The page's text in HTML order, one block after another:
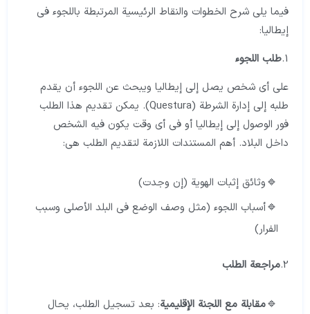
فيما يلي شرح الخطوات والنقاط الرئيسية المرتبطة باللجوء في
إيطاليا:
1. طلب اللجوء
على أي شخص يصل إلى إيطاليا ويبحث عن اللجوء أن يقدم
طلبه إلى إدارة الشرطة (Questura). يمكن تقديم هذا الطلب
فور الوصول إلى إيطاليا أو في أي وقت يكون فيه الشخص
داخل البلاد. أهم المستندات اللازمة لتقديم الطلب هي:
وثائق إثبات الهوية (إن وجدت)
أسباب اللجوء (مثل وصف الوضع في البلد الأصلي وسبب
الفرار)
2.مراجعة الطلب
مقابلة مع اللجنة الإقليمية: بعد تسجيل الطلب، يحال